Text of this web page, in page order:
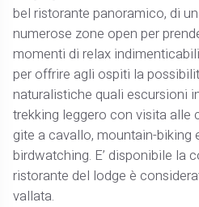
bel ristorante panoramico, di
numerose zone open per
momenti di relax
per offrire agli ospiti la
naturalistiche quali escursioni
trekking leggero con visita alle
gite a cavallo, mountain-biking
birdwatching. E’ disponibile la
ristorante del lodge è
vallata.